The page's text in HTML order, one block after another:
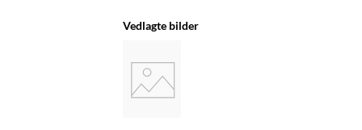
Vedlagte bilder